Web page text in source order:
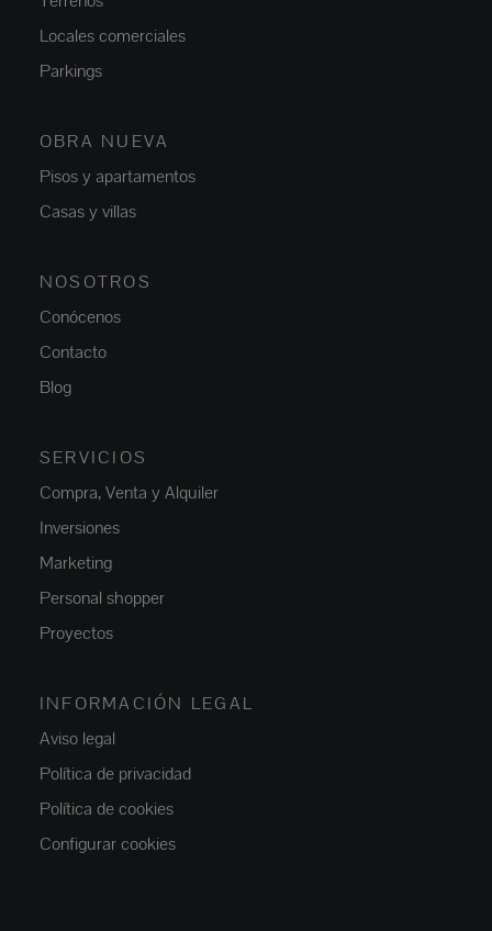
Locales comerciales
Parkings
OBRA NUEVA
Pisos y apartamentos
Casas y villas
NOSOTROS
Conócenos
Contacto
Blog
SERVICIOS
Compra, Venta y Alquiler
Inversiones
Marketing
Personal shopper
Proyectos
INFORMACIÓN LEGAL
Aviso legal
Política de privacidad
Política de cookies
Configurar cookies